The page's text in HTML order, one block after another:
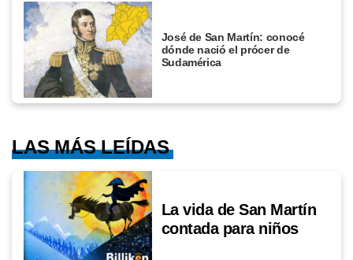
José de San Martín: conocé
dónde nació el prócer de
Sudamérica
LAS MÁS LEÍDAS
La vida de San Martín
contada para niños